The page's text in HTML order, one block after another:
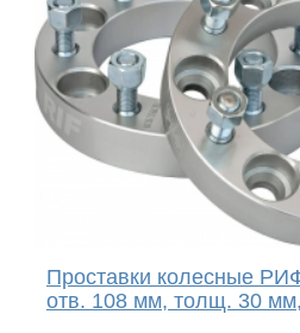
Проставки колесные
отв. 108 мм, толщ. 30